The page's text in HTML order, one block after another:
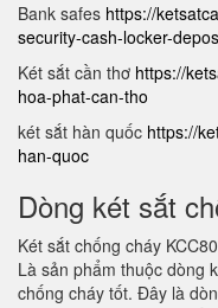
Bank safes https://
security-cash-locker-
Két sắt cần thơ https://
hoa-phat-can-tho
két sắt hàn quốc https://
han-quoc
Dòng két sắt
Két sắt chống cháy
Là sản phẩm thuộc dòng
chống cháy tốt. Đây là